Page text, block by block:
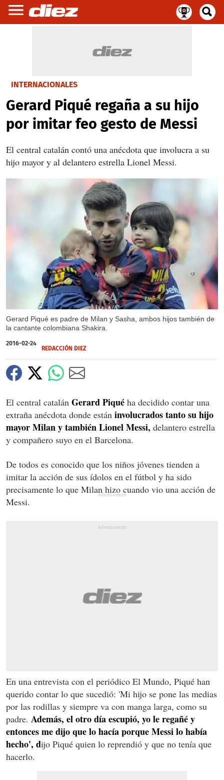
INTERNACIONALES
Gerard Piqué regaña a su hijo
por imitar feo gesto de Messi
El central catalán contó una anécdota que involucra a su
hijo mayor y al delantero estrella Lionel Messi.
Gerard Piqué es padre de Milan y Sasha, ambos hijos también de
la cantante colombiana Shakira.
X
X
2016-02-24
REDACCIÓN DIEZ
El central catalán Gerard Piqué ha decidido contar una
extraña anécdota donde están involucrados tanto su hijo
mayor Milan y también Lionel Messi, delantero estrella
y compañero suyo en el Barcelona.
De todos es conocido que los niños jóvenes tienden a
imitar la acción de sus ídolos en el fútbol y ha sido
precisamente lo que Milan hizo cuando vio una acción de
Messi.
En una entrevista con el periódico El Mundo, Piqué han
querido contar lo que sucedió: 'Mi hijo se pone las medias
por las rodillas y siempre va con manga larga, como su
padre. Además, el otro día escupió, yo le regañé y
entonces me dijo que lo hacía porque Messi lo había
hecho', dijo Piqué quien lo reprendió y que no tenía que
hacerlo.